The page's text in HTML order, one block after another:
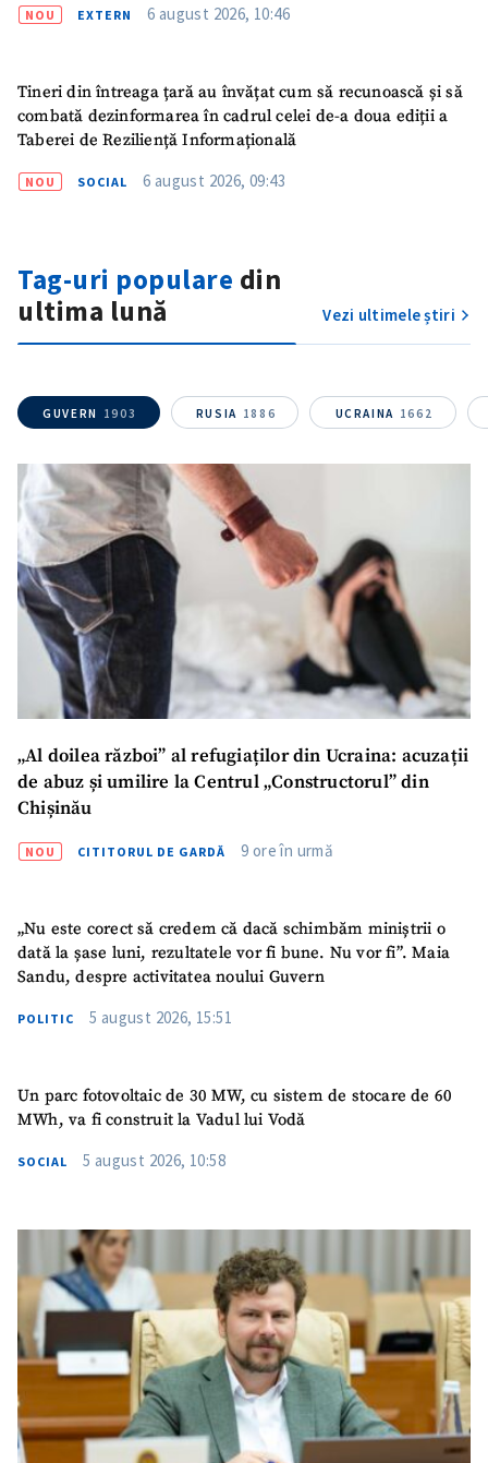
SUSȚINE
NOU EXTERN 6 august 2026, 10:46
Tineri din întreaga țară au învățat cum să recunoască și să
combată dezinformarea în cadrul celei de-a doua ediții a
Taberei de Reziliență Informațională
NOU SOCIAL 6 august 2026, 09:43
Tag-uri populare din
ultima lună
Vezi ultimele știri
GUVERN 1903 RUSIA 1886 UCRAINA 1662
„Al doilea război” al refugiaților din Ucraina: acuzații
de abuz și umilire la Centrul „Constructorul” din
Chișinău
NOU CITITORUL DE GARDĂ 9 ore în urmă
„Nu este corect să credem că dacă schimbăm miniștrii o
dată la șase luni, rezultatele vor fi bune. Nu vor fi”. Maia
Sandu, despre activitatea noului Guvern
POLITIC 5 august 2026, 15:51
Un parc fotovoltaic de 30 MW, cu sistem de stocare de 60
MWh, va fi construit la Vadul lui Vodă
SOCIAL 5 august 2026, 10:58
ȘTIREA MEA
Fotografie
+ Încarcă imagine
Link media+ Link media
Mesajul știrei
+ Mesajul știrei
Sursă anonimă
Email+ Emailul meu
+ Telefon personal
Am citit și sunt de
acord cupolitica de
confidențialitate
TRIMITE ȘTIREA